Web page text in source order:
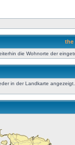
the
die Wohnorte der
in der Landkarte